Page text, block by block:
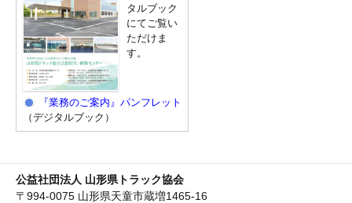
タルブック
にてご覧い
ただけま
す。
『業務のご案内』パンフレット
（デジタルブック）
公益社団法人 山形県トラック協会
〒994-0075 山形県天童市蔵増1465-16